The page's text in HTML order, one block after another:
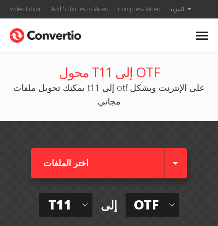
Video Editor Add Subtitles to Video Compress Video المزيد
محول T11 إلى OTF
يمكنك تحويل ملفات t11 إلى otf على الإنترنت وبشكل
مجاني
اختر الملفات
T11 إلى OTF